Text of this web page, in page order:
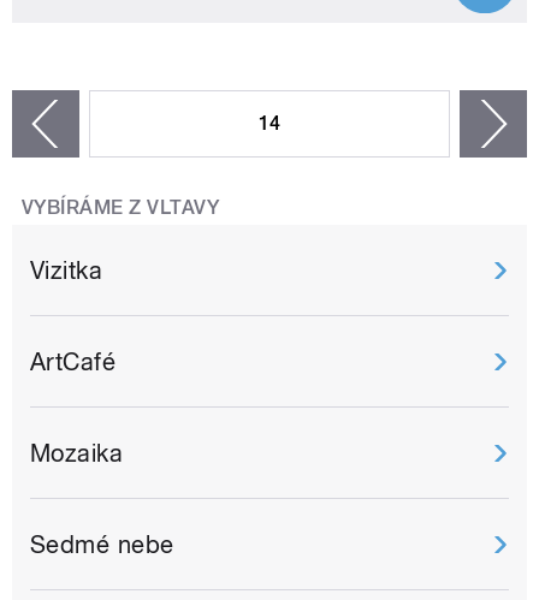
14
VYBÍRÁME Z VLTAVY
Vizitka
ArtCafé
Mozaika
Sedmé nebe